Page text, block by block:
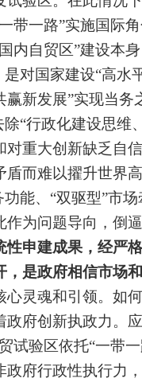
带一路”实施国际
内自贸区”建设本
对国家建设“高
赢新发展”实现当
除“行政化建设思
对重大创新缺乏自
盾而难以擢升世界
能、“双驱型”市
为问题导向，倒
性申建成果，经严
，是政府相信市场
心灵魂和引领。如
府创新执政力。
试验区依托“一带
政府行政性执行力